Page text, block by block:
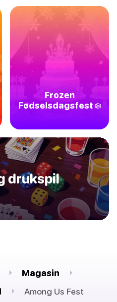
Frozen
Fødselsdagsfest ❄️
drukspil
Magasin
Among Us Fest